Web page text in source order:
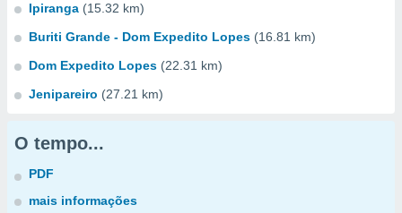
Ipiranga (15.32 km)
Buriti Grande - Dom Expedito Lopes (16.81 km)
Dom Expedito Lopes (22.31 km)
Jenipareiro (27.21 km)
O tempo...
PDF
mais informações